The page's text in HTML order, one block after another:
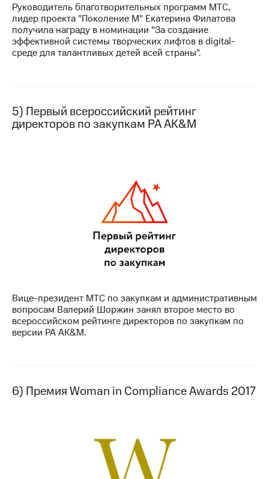
Руководитель благотворительных программ МТС,
лидер проекта "Поколение М" Екатерина Филатова
получила награду в номинации "За создание
эффективной системы творческих лифтов в digital-
среде для талантливых детей всей страны".
5) Первый всероссийский рейтинг
директоров по закупкам РА AK&M
Вице-президент МТС по закупкам и административным
вопросам Валерий Шоржин занял второе место во
всероссийском рейтинге директоров по закупкам по
версии РА AK&M.
6) Премия Woman in Compliance Awards 2017